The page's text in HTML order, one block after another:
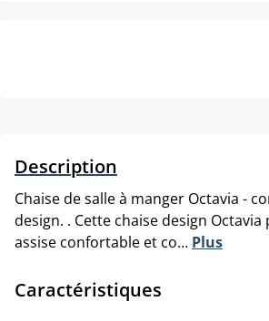
Description
Chaise de salle à manger Octavia -
design. . Cette chaise design Octavia
assise confortable et co… Plus
Caractéristiques